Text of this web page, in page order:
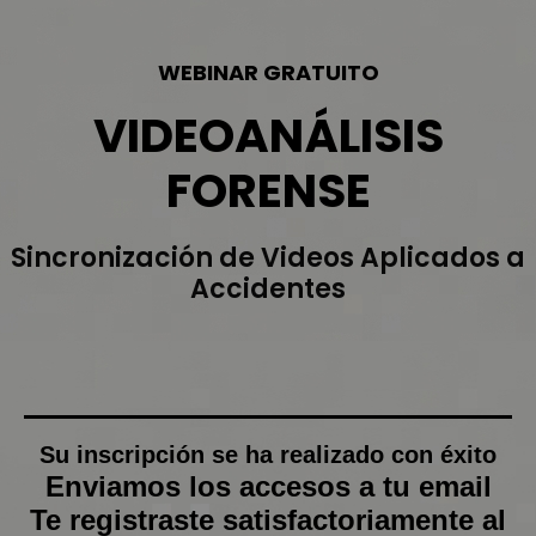
WEBINAR GRATUITO
Sincronización de Videos Aplicados a
Accidentes
VIDEOANÁLISIS
FORENSE
Su inscripción se ha realizado con éxito
Enviamos los accesos a tu email
Te registraste satisfactoriamente al